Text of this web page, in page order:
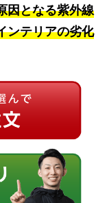
因となる紫外線
ンテリアの劣化